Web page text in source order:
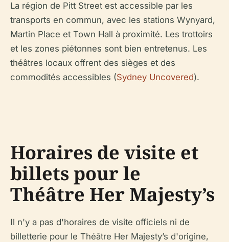
La région de Pitt Street est accessible par les
transports en commun, avec les stations Wynyard,
Martin Place et Town Hall à proximité. Les trottoirs
et les zones piétonnes sont bien entretenus. Les
théâtres locaux offrent des sièges et des
commodités accessibles (Sydney Uncovered).
Horaires de visite et
billets pour le
Théâtre Her Majesty’s
Il n'y a pas d'horaires de visite officiels ni de
billetterie pour le Théâtre Her Majesty’s d'origine,